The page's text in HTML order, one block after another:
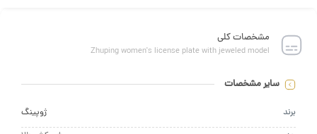
مشخصات کلی
Zhuping women's license plate with jeweled model
سایر مشخصات